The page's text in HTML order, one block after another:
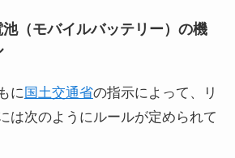
（モバイルバッテリー）の機
に国土交通省の指示によって、リ
は次のようにルールが定められて